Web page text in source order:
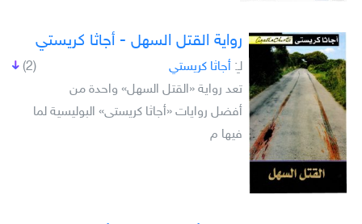
رواية القتل السهل - أجاثا كريستي
(2) لـِ: أجاثا كريستي
تعد رواية «القتل السهل» واحدة من
أفضل روايات «أجاثا كريستى» البوليسية لما
فيها م